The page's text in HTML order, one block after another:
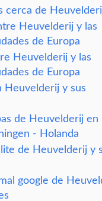
cerca de
Heuvelderij y las
de Europa
Heuvelderij y las
de Europa
Heuvelderij y sus
de Heuvelderij en
- Holanda
de Heuvelderij y
google de